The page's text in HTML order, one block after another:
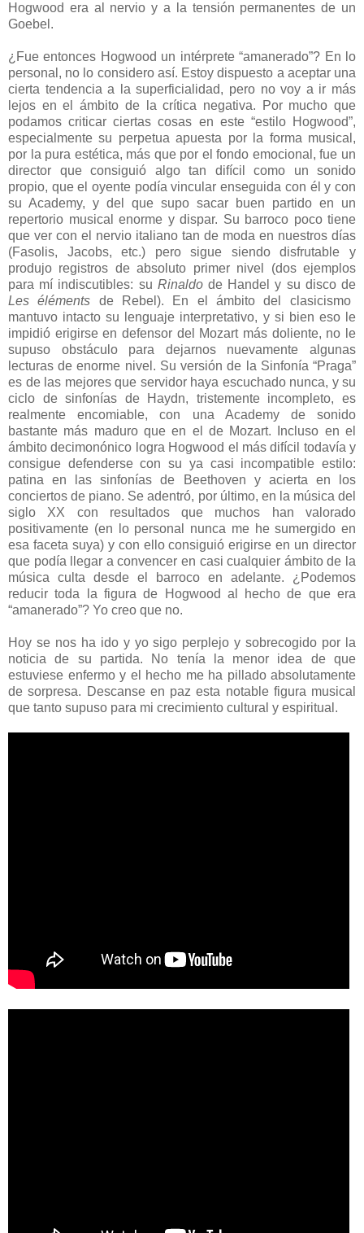
Hogwood era al nervio y a la tensión permanentes de un
Goebel.
¿Fue entonces Hogwood un intérprete “amanerado”? En lo
personal, no lo considero así. Estoy dispuesto a aceptar una
cierta tendencia a la superficialidad, pero no voy a ir más
lejos en el ámbito de la crítica negativa. Por mucho que
podamos criticar ciertas cosas en este “estilo Hogwood”,
especialmente su perpetua apuesta por la forma musical,
por la pura estética, más que por el fondo emocional, fue un
director que consiguió algo tan difícil como un sonido
propio, que el oyente podía vincular enseguida con él y con
su Academy, y del que supo sacar buen partido en un
repertorio musical enorme y dispar. Su barroco poco tiene
que ver con el nervio italiano tan de moda en nuestros días
(Fasolis, Jacobs, etc.) pero sigue siendo disfrutable y
produjo registros de absoluto primer nivel (dos ejemplos
para mí indiscutibles: su Rinaldode Handel y su disco de
Les éléments de Rebel). En el ámbito del clasicismo
mantuvo intacto su lenguaje interpretativo, y si bien eso le
impidió erigirse en defensor del Mozart más doliente, no le
supuso obstáculo para dejarnos nuevamente algunas
lecturas de enorme nivel. Su versión de la Sinfonía “Praga”
es de las mejores que servidor haya escuchado nunca, y su
ciclo de sinfonías de Haydn, tristemente incompleto, es
realmente encomiable, con una Academy de sonido
bastante más maduro que en el de Mozart. Incluso en el
ámbito decimonónico logra Hogwood el más difícil todavía y
consigue defenderse con su ya casi incompatible estilo:
patina en las sinfonías de Beethoven y acierta en los
conciertos de piano. Se adentró, por último, en la música del
siglo XX con resultados que muchos han valorado
positivamente (en lo personal nunca me he sumergido en
esa faceta suya) y con ello consiguió erigirse en un director
que podía llegar a convencer en casi cualquier ámbito de la
música culta desde el barroco en adelante. ¿Podemos
reducir toda la figura de Hogwood al hecho de que era
“amanerado”? Yo creo que no.
Hoy se nos ha ido y yo sigo perplejo y sobrecogido por la
noticia de su partida. No tenía la menor idea de que
estuviese enfermo y el hecho me ha pillado absolutamente
de sorpresa. Descanse en paz esta notable figura musical
que tanto supuso para mi crecimiento cultural y espiritual.